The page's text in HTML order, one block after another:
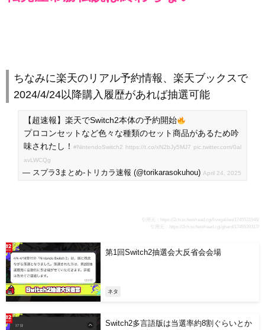
ちなみに楽天のリアル予約情報、楽天ブックスで
2024/4/24以降購入履歴があれば抽選可能
【超速報】楽天でSwitch2本体の予約開始
プロコンセットなど色々な種類のセット商品があるため吟
味されたし！ #NintendoSwitch2 https://t.co/xN2bJy5MJ7 pic.twitter.com/0al
avLWCQg
— スプラ3まとめ-トリカラ速報 (@torikarasokuhou) April 24, 2025
引用元：
https://2ch.sc/test/read.cgi/livegalileo/1745531946/
引用元：
https://2ch.sc/test/read.cgi/ghard/1745539317/
第1回Switch2抽選会大反省会会場
ネタ
Switch2多言語版は当選率約8割ぐらいとか